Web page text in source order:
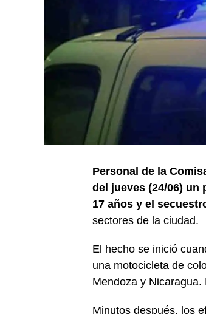
Personal de la
del jueves (24/06)
17 años y el
sectores de la ciudad.
El hecho se inició
una motocicleta de
Mendoza y
Minutos después, los